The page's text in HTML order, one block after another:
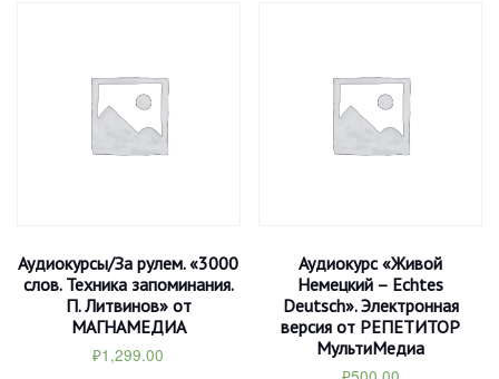
Аудиокурсы/За рулем. «3000
слов. Техника запоминания.
П. Литвинов» от
МАГНАМЕДИА
₽1,299.00
Аудиокурс «Живой
Немецкий – Echtes
Deutsch». Электронная
версия от РЕПЕТИТОР
МультиМедиа